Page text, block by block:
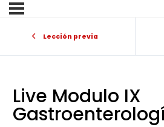
Lección previa
Live Modulo IX